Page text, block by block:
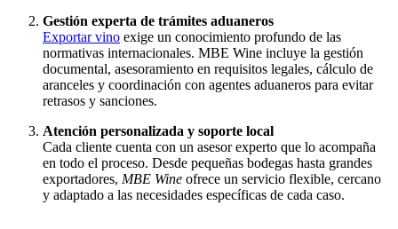
Gestión experta de trámites aduaneros
Exportar vino exige un conocimiento profundo de las
normativas internacionales. MBE Wine incluye la gestión
documental, asesoramiento en requisitos legales, cálculo de
aranceles y coordinación con agentes aduaneros para evitar
retrasos y sanciones.
Atención personalizada y soporte local
Cada cliente cuenta con un asesor experto que lo acompaña
en todo el proceso. Desde pequeñas bodegas hasta grandes
exportadores, MBE Wine ofrece un servicio flexible, cercano
y adaptado a las necesidades específicas de cada caso.